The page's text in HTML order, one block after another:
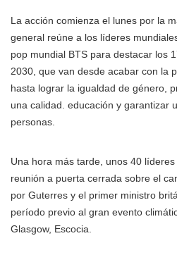
La acción comienza el lunes por la
general reúne a los líderes
pop mundial BTS para destacar los
2030, que van desde acabar con la
hasta lograr la igualdad de género,
una calidad. educación y garantizar
personas.
Una hora más tarde, unos 40
reunión a puerta cerrada sobre el
por Guterres y el primer ministro
período previo al gran evento
Glasgow, Escocia.